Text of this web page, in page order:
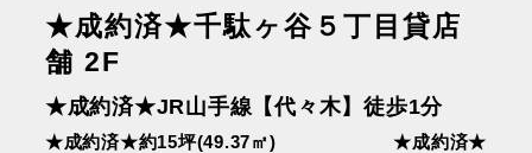
★成約済★千駄ヶ⾕５丁⽬貸店
舗 2F
★成約済★JR⼭⼿線【代々⽊】徒歩1分
★成約済★約15坪(49.37㎡) ★成約済★